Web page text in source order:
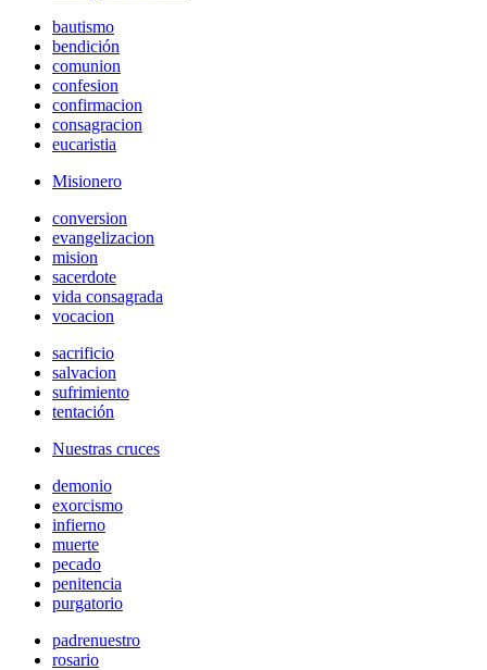
bautismo
bendición
comunion
confesion
confirmacion
consagracion
eucaristia
Misionero
conversion
evangelizacion
mision
sacerdote
vida consagrada
vocacion
sacrificio
salvacion
sufrimiento
tentación
Nuestras cruces
demonio
exorcismo
infierno
muerte
pecado
penitencia
purgatorio
padrenuestro
rosario